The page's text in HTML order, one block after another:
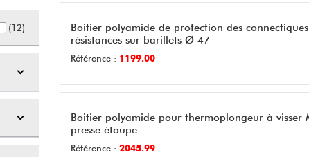
12
Boitier polyamide de protection des
résistances sur barillets Ø 47
Référence : 1199.00
Boitier polyamide pour thermoplongeur à visser
presse étoupe
Référence : 2045.99